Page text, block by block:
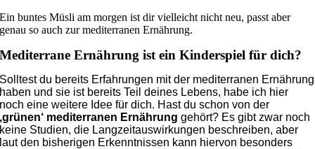
Ein buntes Müsli am morgen ist dir vielleicht nicht neu, passt aber
genau so auch zur mediterranen Ernährung.
Mediterrane Ernährung ist ein Kinderspiel für dich?
Solltest du bereits Erfahrungen mit der mediterranen Ernährung
haben und sie ist bereits Teil deines Lebens, habe ich hier
noch eine weitere Idee für dich. Hast du schon von der
‚grünen‘ mediterranen Ernährung gehört? Es gibt zwar noch
keine Studien, die Langzeitauswirkungen beschreiben, aber
laut den bisherigen Erkenntnissen kann hiervon besonders